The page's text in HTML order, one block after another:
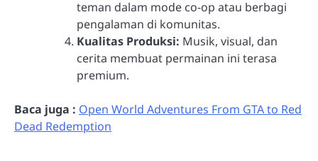
teman dalam mode co-op atau berbagi
pengalaman di komunitas.
Kualitas Produksi: Musik, visual, dan
cerita membuat permainan ini terasa
premium.
Baca juga : Open World Adventures From GTA to Red
Dead Redemption